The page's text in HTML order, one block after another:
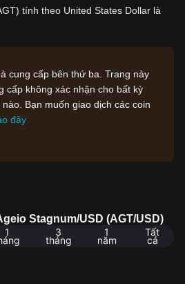
tính theo United States Dollar là
cung cấp bên thứ ba. Trang này
cấp không xác nhận cho bất kỳ
Bạn muốn giao dịch các coin
đây
Stagnum/USD (AGT/USD)
1 3
tháng
1
năm
Tất
cả